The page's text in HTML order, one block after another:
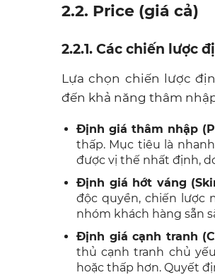
2.2. Price (giá cả)
2.2.1. Các chiến lược
Lựa chọn chiến lược
đến khả năng thâm
Định giá thâm nhập
thấp. Mục tiêu là
được vị thế nhất định,
Định giá hớt váng
độc quyền, chiến lược
nhóm khách hàng sẵn
Định giá cạnh tranh
thủ cạnh tranh chủ
hoặc thấp hơn. Quyết